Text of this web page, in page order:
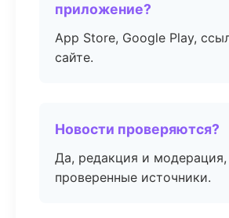
приложение?
App Store, Google Play,
сайте.
Новости проверяются?
Да, редакция и модерация,
проверенные источники.